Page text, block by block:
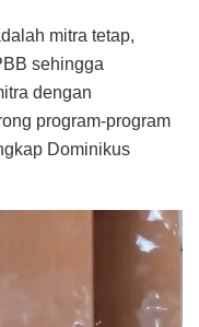
mitra tetap,
sehingga
dengan
program-program
Dominikus